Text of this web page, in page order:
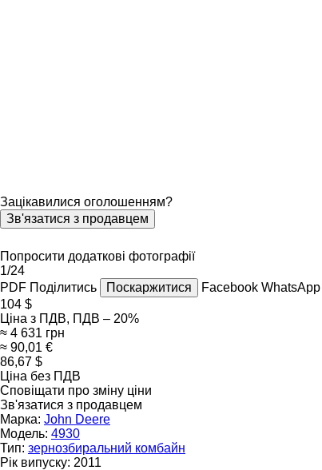
Зацікавилися оголошенням?
Зв'язатися з продавцем
Попросити додаткові фотографії
1/24
PDF Поділитись Поскаржитися Facebook WhatsApp
104 $
Ціна з ПДВ, ПДВ – 20%
≈ 4 631 грн
≈ 90,01 €
86,67 $
Ціна без ПДВ
Сповіщати про зміну ціни
Зв'язатися з продавцем
Марка: John Deere
Модель: 4930
Тип: зернозбиральний комбайн
Рік випуску: 2011